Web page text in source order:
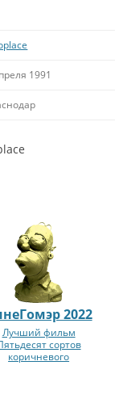
1991
2022
Лучший фильм
сортов
коричневого